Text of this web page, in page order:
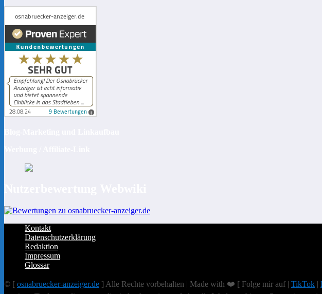
Kontakt
Datenschutzerklärung
Redaktion
Impressum
Glossar
© [ osnabruecker-anzeiger.de ] Alle Rechte vorbehalten | Made with ❤️ [ Folge mir auf | TikTok |